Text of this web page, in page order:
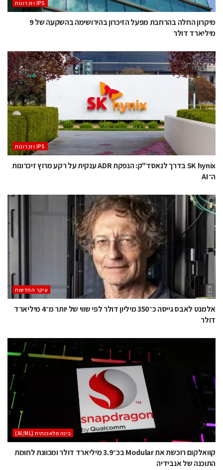
מיקרון החלה בהרחבת מפעל הזיכרון בהירושימה בהשקעה של 9
מיליארד דולר
SK hynix בדרך לנאסד"ק: הנפקת ADR ענקית על רקע מרוץ זיכרונות
ה־AI
עיקר החדשות
אלמנט לאבס גייסה כ־350 מיליון דולר לפי שווי של יותר מ־4 מיליארד
דולר
בינה מלאכותית (AI/ML)
קוואלקום רוכשת את Modular בכ־3.9 מיליארד דולר ומכוונת לחומת
התוכנה של אנבידיה